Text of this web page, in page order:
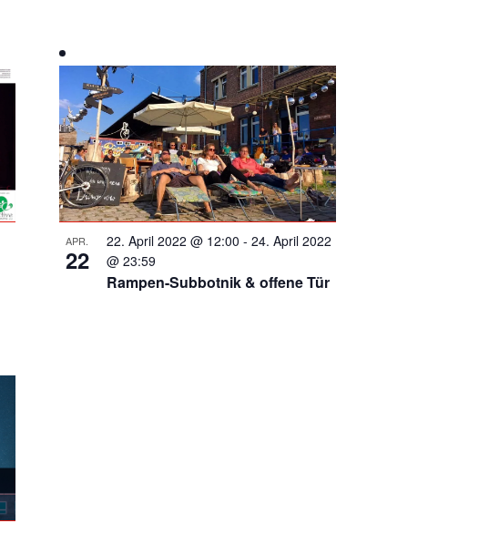
APR.
22
Rampen-Subbotnik & offene Tür
22. April 2022 @ 12:00 - 24. April 2022
@ 23:59